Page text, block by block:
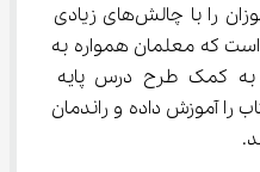
می‌آید که یادگیری آن، دانش‌آموزان را با چالش‌های زیادی
است که معلمان همواره به
به کمک طرح درس پایه
را آموزش داده و راندمان